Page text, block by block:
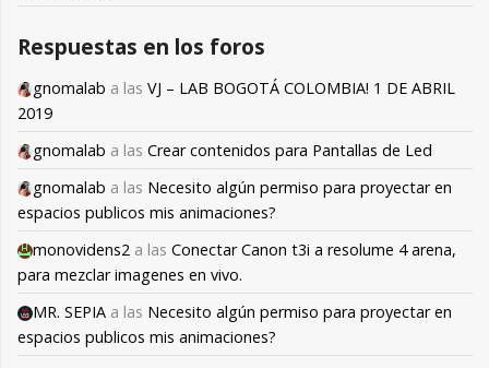
Respuestas en los foros
gnomalab a las VJ – LAB BOGOTÁ COLOMBIA! 1 DE ABRIL
2019
gnomalab a las Crear contenidos para Pantallas de Led
gnomalab a las Necesito algún permiso para proyectar en
espacios publicos mis animaciones?
monovidens2 a las Conectar Canon t3i a resolume 4 arena,
para mezclar imagenes en vivo.
MR. SEPIA a las Necesito algún permiso para proyectar en
espacios publicos mis animaciones?